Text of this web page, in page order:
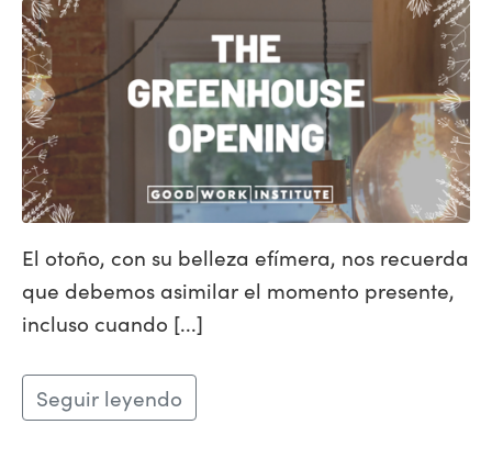
El otoño, con su belleza efímera, nos recuerda
que debemos asimilar el momento presente,
incluso cuando [...]
Seguir leyendo